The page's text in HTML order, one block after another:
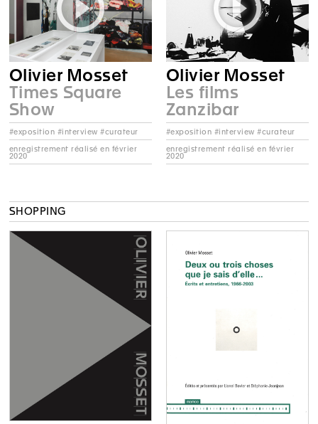
Olivier Mosset
Times Square
Show
#exposition #interview #curateur
enregistrement réalisé en février
2020
Olivier Mosset
Les films
Zanzibar
#exposition #interview #curateur
enregistrement réalisé en février
2020
SHOPPING